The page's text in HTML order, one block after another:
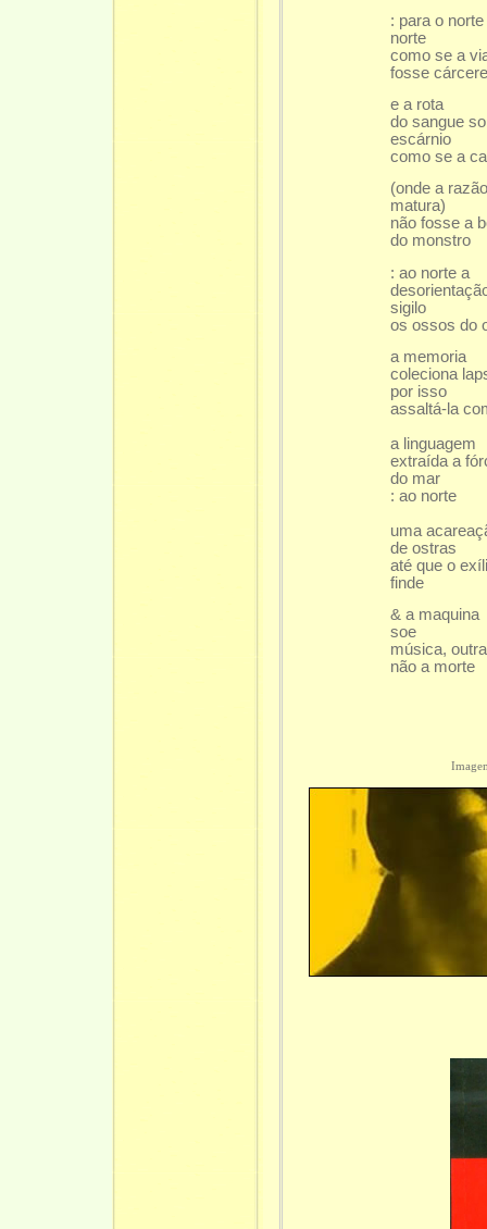
: para o
norte
como se a
fosse
e a rota
do sangue
escárnio
como se a
(onde a
matura)
não fosse a
do monstro
: ao norte a
sigilo
os ossos do
a memoria
coleciona
por isso
assaltá-la
a linguagem
extraída a
do mar
: ao norte
uma
de ostras
até que o
finde
& a maquina
soe
música,
não a morte